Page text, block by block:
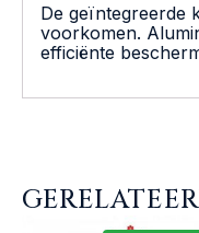
De geïntegreerde
voorkomen.
efficiënte